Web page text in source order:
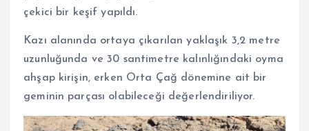
çekici bir keşif yapıldı.
Kazı alanında ortaya çıkarılan yaklaşık 3,2 metre
uzunluğunda ve 30 santimetre kalınlığındaki oyma
ahşap kirişin, erken Orta Çağ dönemine ait bir
geminin parçası olabileceği değerlendiriliyor.